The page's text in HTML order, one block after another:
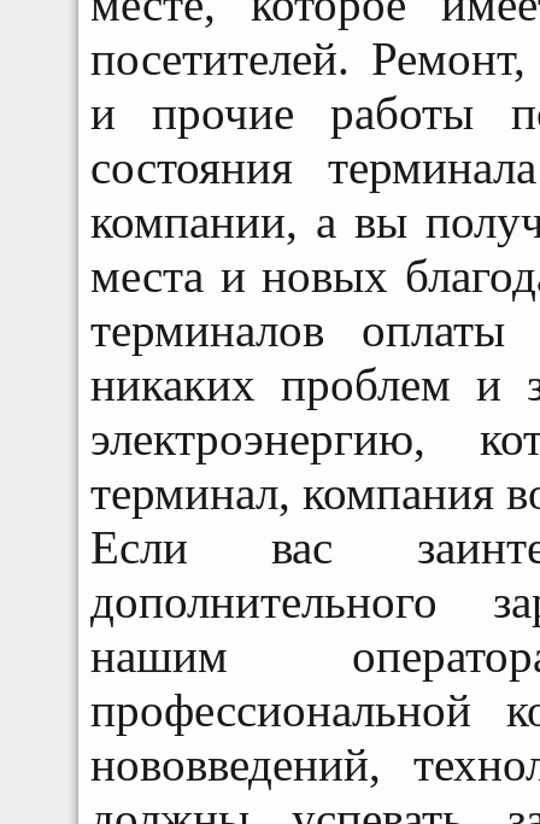
посетителей.
и прочие работы
состояния
компании, а вы
места и новых
терминалов
никаких проблем и
электроэнергию,
терминал, компания
Если вас
дополнительного
нашим
профессиональной
нововведений,